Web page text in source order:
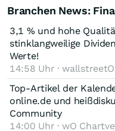
Branchen News:
3,1 % und hohe
stinklangweilige
Werte!
14:58 Uhr ·
Top-Artikel der
online.de und
Community
14:00 Uhr · wO